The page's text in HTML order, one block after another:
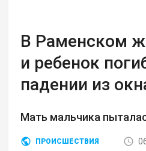
В Раменском
и ребенок
падении из
Мать мальчика
ПРОИСШЕСТВИЯ